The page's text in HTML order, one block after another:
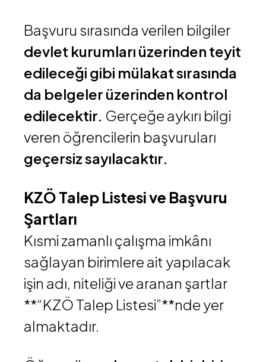
Başvuru sırasında verilen bilgiler
devlet kurumları üzerinden teyit
edileceği gibi mülakat sırasında
da belgeler üzerinden kontrol
edilecektir. Gerçeğe aykırı bilgi
veren öğrencilerin başvuruları
geçersiz sayılacaktır.
KZÖ Talep Listesi ve Başvuru
Şartları
Kısmi zamanlı çalışma imkânı
sağlayan birimlere ait yapılacak
işin adı, niteliği ve aranan şartlar
**“KZÖ Talep Listesi”**nde yer
almaktadır.